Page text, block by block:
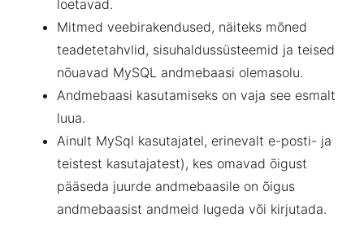
loetavad.
Mitmed veebirakendused, näiteks mõned
teadetetahvlid, sisuhaldussüsteemid ja teised
nõuavad MySQL andmebaasi olemasolu.
Andmebaasi kasutamiseks on vaja see esmalt
luua.
Ainult MySql kasutajatel, erinevalt e-posti- ja
teistest kasutajatest), kes omavad õigust
pääseda juurde andmebaasile on õigus
andmebaasist andmeid lugeda või kirjutada.